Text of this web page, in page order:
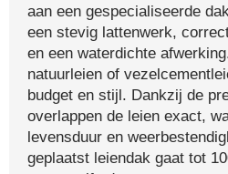
aan een gespecialiseerde
een stevig lattenwerk,
en een waterdichte
natuurleien of
budget en stijl. Dankzij de
overlappen de leien exact,
levensduur en
geplaatst leiendak gaat tot